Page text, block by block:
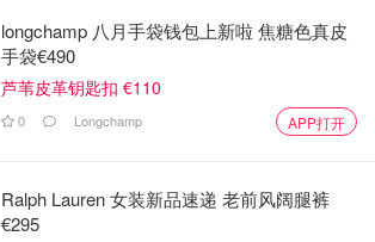
longchamp 八月手袋钱包上新啦 焦糖色真皮
手袋€490
芦苇皮革钥匙扣 €110
0 Longchamp APP打开
Ralph Lauren 女装新品速递 老前风阔腿裤
€295